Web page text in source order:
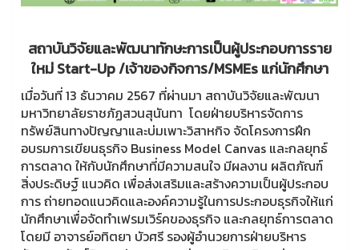
สถาบันวิจัยและพัฒนาทักษะการเป็นผู้ประกอบการราย
ใหม่ Start-Up /เจ้าของกิจการ/MSMEs แก่นักศึกษา
เมื่อวันที่ 13 ธันวาคม 2567 ที่ผ่านมา สถาบันวิจัยและพัฒนา
มหาวิทยาลัยราชภัฏสวนสุนันทา โดยฝ่ายบริหารจัดการ
ทรัพย์สินทางปัญญาและบ่มเพาะวิสาหกิจ จัดโครงการฝึก
อบรมการเขียนธุรกิจ Business Model Canvas และกลยุทธ์
การตลาด ให้กับนักศึกษาที่มีความสนใจ มีผลงาน ผลิตภัณฑ์
สิ่งประดิษฐ์ แนวคิด เพื่อส่งเสริมและสร้างความเป็นผู้ประกอบ
การ ถ่ายทอดแนวคิดและองค์ความรู้ในการประกอบธุรกิจให้แก่
นักศึกษาเพื่อจัดทำเฟรมเวิร์คของธุรกิจ และกลยุทธ์การตลาด
โดยมี อาจารย์อทิตยา บัวศรี รองผู้อำนวยการฝ่ายบริหาร